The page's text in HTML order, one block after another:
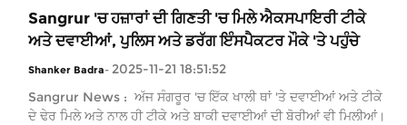
Sangrur 'ਚ ਹਜ਼ਾਰਾਂ ਦੀ ਗਿਣਤੀ 'ਚ ਮਿਲੇ ਐਕਸਪਾਇਰੀ ਟੀਕੇ
ਅਤੇ ਦਵਾਈਆਂ, ਪੁਲਿਸ ਅਤੇ ਡਰੱਗ ਇੰਸਪੈਕਟਰ ਮੌਕੇ 'ਤੇ ਪਹੁੰਚੇ
Shanker Badra- 2025-11-21 18:51:52
Sangrur News : ਅੱਜ ਸੰਗਰੂਰ 'ਚ ਇੱਕ ਖਾਲੀ ਥਾਂ 'ਤੇ ਦਵਾਈਆਂ ਅਤੇ ਟੀਕੇ
ਦੇ ਢੇਰ ਮਿਲੇ ਅਤੇ ਨਾਲ ਹੀ ਟੀਕੇ ਅਤੇ ਬਾਕੀ ਦਵਾਈਆਂ ਦੀ ਬੋਰੀਆਂ ਵੀ ਮਿਲੀਆਂ।